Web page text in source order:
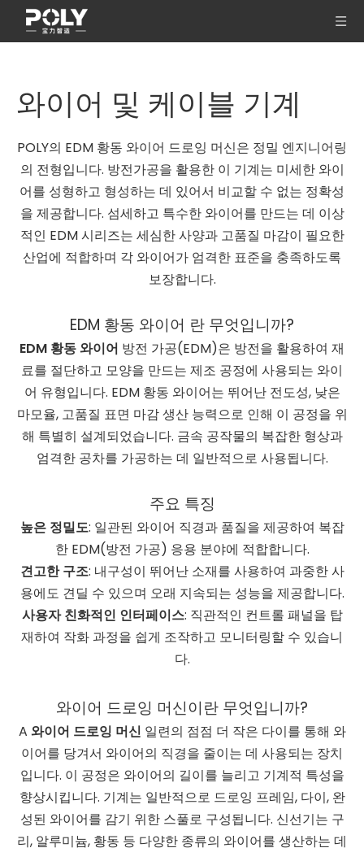
와이어 및 케이블 기계
POLY의 EDM 황동 와이어 드로잉 머신은 정밀 엔지니어링
의 전형입니다. 방전가공을 활용한 이 기계는 미세한 와이
어를 성형하고 형성하는 데 있어서 비교할 수 없는 정확성
을 제공합니다. 섬세하고 특수한 와이어를 만드는 데 이상
적인 EDM 시리즈는 세심한 사양과 고품질 마감이 필요한
산업에 적합하며 각 와이어가 엄격한 표준을 충족하도록
보장합니다.
EDM 황동 와이어 란 무엇입니까?
EDM 황동 와이어 방전 가공(EDM)은 방전을 활용하여 재
료를 절단하고 모양을 만드는 제조 공정에 사용되는 와이
어 유형입니다. EDM 황동 와이어는 뛰어난 전도성, 낮은
마모율, 고품질 표면 마감 생산 능력으로 인해 이 공정을 위
해 특별히 설계되었습니다. 금속 공작물의 복잡한 형상과
엄격한 공차를 가공하는 데 일반적으로 사용됩니다.
주요 특징
높은 정밀도: 일관된 와이어 직경과 품질을 제공하여 복잡
한 EDM(방전 가공) 응용 분야에 적합합니다.
견고한 구조: 내구성이 뛰어난 소재를 사용하여 과중한 사
용에도 견딜 수 있으며 오래 지속되는 성능을 제공합니다.
사용자 친화적인 인터페이스: 직관적인 컨트롤 패널을 탑
재하여 작화 과정을 쉽게 조작하고 모니터링할 수 있습니
다.
와이어 드로잉 머신이란 무엇입니까?
A 와이어 드로잉 머신 일련의 점점 더 작은 다이를 통해 와
이어를 당겨서 와이어의 직경을 줄이는 데 사용되는 장치
입니다. 이 공정은 와이어의 길이를 늘리고 기계적 특성을
향상시킵니다. 기계는 일반적으로 드로잉 프레임, 다이, 완
성된 와이어를 감기 위한 스풀로 구성됩니다. 신선기는 구
리, 알루미늄, 황동 등 다양한 종류의 와이어를 생산하는 데